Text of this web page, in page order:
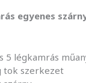
egyenes
5 légkamrás
tok szerkezet